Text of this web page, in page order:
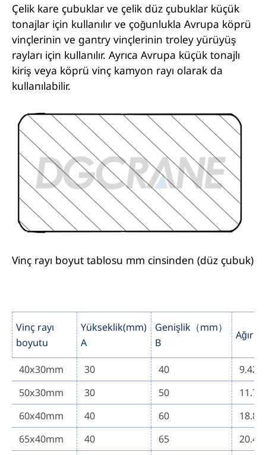
Çelik kare çubuklar ve çelik düz çubuklar küçük
tonajlar için kullanılır ve çoğunlukla Avrupa köprü
vinçlerinin ve gantry vinçlerinin troley yürüyüş
rayları için kullanılır. Ayrıca Avrupa küçük tonajlı
kiriş veya köprü vinç kamyon rayı olarak da
kullanılabilir.
Vinç rayı boyut tablosu mm cinsinden (düz çubuk)
Vinç rayı
boyutu
Yükseklik(mm)
A
Genişlik（mm）
B
40x30mm 30 40
9.42
50x30mm
30 50
60x40mm
40 60
18.84
65x40mm
40 65
20.41